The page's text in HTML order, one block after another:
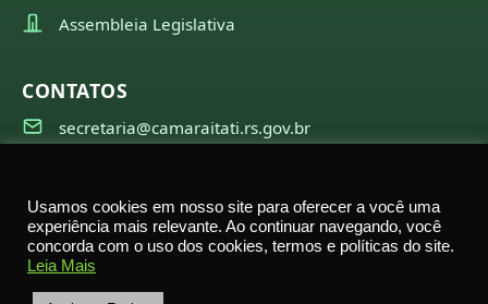
Assembleia Legislativa
CONTATOS
secretaria@camaraitati.rs.gov.br
©2026Câmara Municipal de Itati — Todos os direitos
Usamos cookies em nosso site para oferecer a você uma
experiência mais relevante. Ao continuar navegando, você
concorda com o uso dos cookies, termos e políticas do site.
Leia Mais